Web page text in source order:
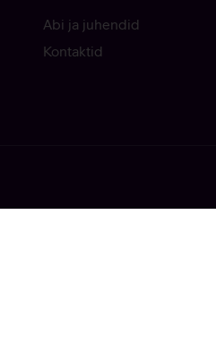
Abi ja juhendid
Kontaktid